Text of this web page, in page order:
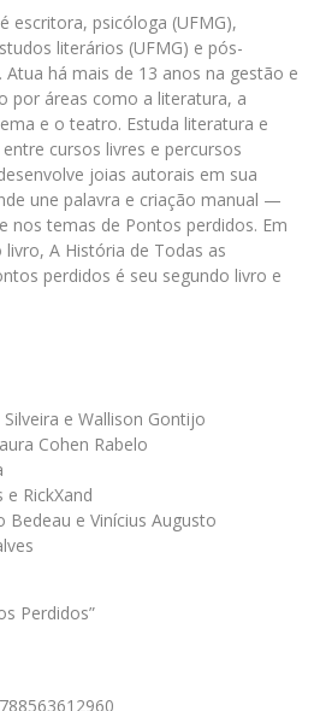
escritora, psicóloga (UFMG),
literários (UFMG) e pós-
Atua há mais de 13 anos na gestão e
por áreas como a literatura, a
e o teatro. Estuda literatura e
cursos livres e percursos
joias autorais em sua
une palavra e criação manual —
nos temas de Pontos perdidos. Em
A História de Todas as
perdidos é seu segundo livro e
e Wallison Gontijo
Cohen Rabelo
RickXand
Bedeau e Vinícius Augusto
Perdidos”